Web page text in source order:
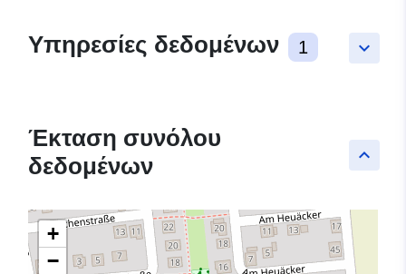
keyboard_arrow_down
Υπηρεσίες δεδομένων 1
keyboard_arrow_up
Έκταση συνόλου
δεδομένων
+
−